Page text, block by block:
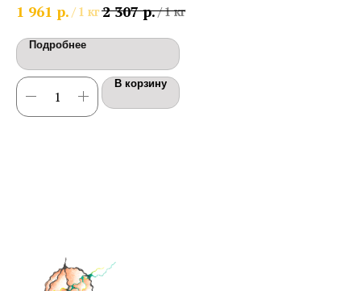
1 961 р. / 1 кг2 307 р./1 кг
Подробнее
В корзину